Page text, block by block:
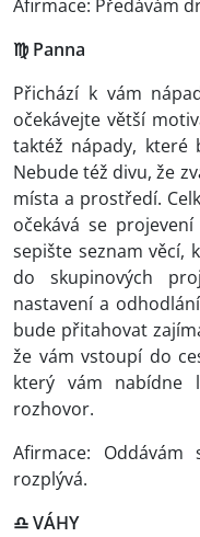
Afirmace: Předávám
♍ Panna
Přichází k vám
očekávejte větší
taktéž nápady, které
Nebude též divu, že
místa a prostředí.
očekává se
sepište seznam věcí,
do skupinových
nastavení a
bude přitahovat
že vám vstoupí do
který vám nabídne
rozhovor.
Afirmace:
rozplývá.
♎ VÁHY